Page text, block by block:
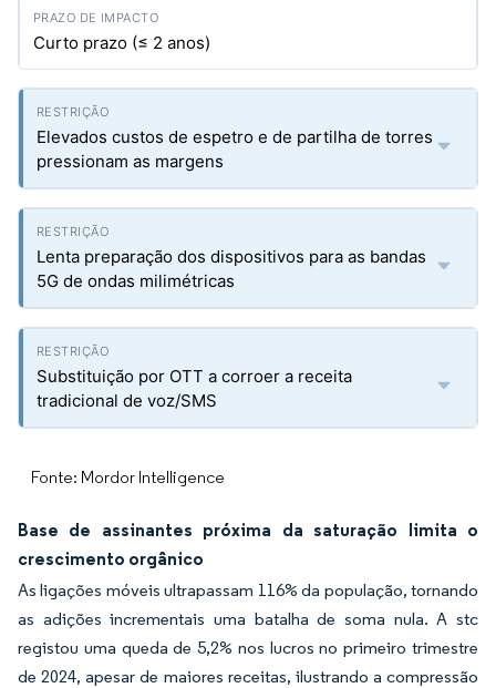
Curto prazo (≤ 2 anos)
Elevados custos de espetro e de partilha de torres
pressionam as margens
Lenta preparação dos dispositivos para as bandas
5G de ondas milimétricas
Substituição por OTT a corroer a receita
tradicional de voz/SMS
Fonte: Mordor Intelligence
Base de assinantes próxima da saturação limita o
crescimento orgânico
As ligações móveis ultrapassam 116% da população, tornando
as adições incrementais uma batalha de soma nula. A stc
registou uma queda de 5,2% nos lucros no primeiro trimestre
de 2024, apesar de maiores receitas, ilustrando a compressão